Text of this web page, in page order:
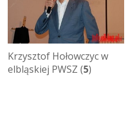
Krzysztof Hołowczyc w
elbląskiej PWSZ (5)